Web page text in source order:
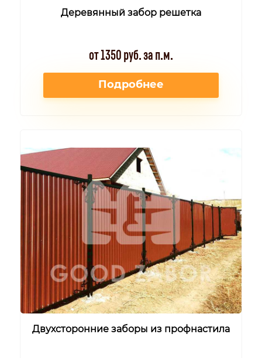
Деревянный забор решетка
от 1350 руб. за п.м.
Подробнее
Двухсторонние заборы из профнастила